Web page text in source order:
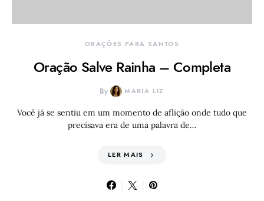
ORAÇÕES PARA SANTOS
Oração Salve Rainha – Completa
By MARIA LIZ
Você já se sentiu em um momento de aflição onde tudo que
precisava era de uma palavra de…
LER MAIS